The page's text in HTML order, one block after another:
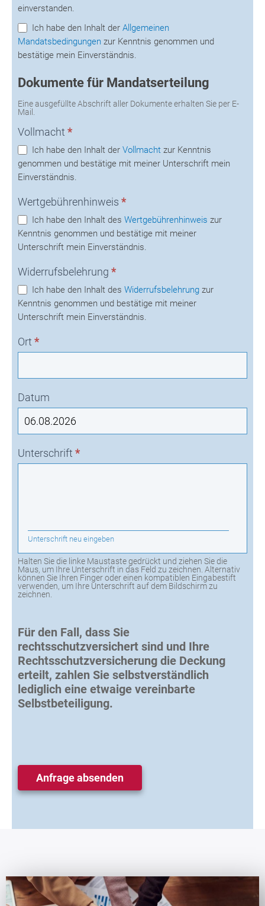
einverstanden.
Ich habe den Inhalt der Allgemeinen
Mandatsbedingungen
bestätige mein Einverständnis.
Dokumente für Mandatserteilung
Eine ausgefüllte Abschrift aller Dokumente erhalten Sie per E-
Mail.
Vollmacht *
Ich habe den Inhalt der Vollmacht zur Kenntnis
genommen und bestätige mit meiner Unterschrift mein
Einverständnis.
Wertgebührenhinweis *
Ich habe den Inhalt des Wertgebührenhinweis
Kenntnis genommen und bestätige mit meiner
Unterschrift mein Einverständnis.
Widerrufsbelehrung *
Ich habe den Inhalt des Widerrufsbelehrung
Kenntnis genommen und bestätige mit meiner
Unterschrift mein Einverständnis.
Ort *
Datum
Unterschrift *
Unterschrift neu eingeben
Halten Sie die linke Maustaste gedrückt und ziehen Sie die
Maus, um Ihre Unterschrift in das Feld zu zeichnen. Alternativ
können Sie Ihren Finger oder einen kompatiblen Eingabestift
verwenden, um Ihre Unterschrift auf dem Bildschirm zu
zeichnen.
Für den Fall, dass Sie
rechtsschutzversichert sind und Ihre
Rechtsschutzversicherung die Deckung
erteilt, zahlen Sie selbstverständlich
lediglich eine etwaige vereinbarte
Selbstbeteiligung.
Anfrage absenden